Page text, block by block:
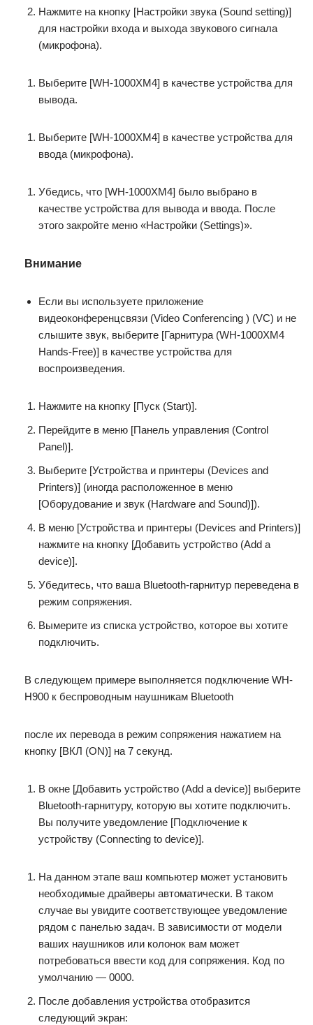
Нажмите на кнопку [Настройки звука (Sound setting)]
для настройки входа и выхода звукового сигнала
(микрофона).
Выберите [WH-1000XM4] в качестве устройства для
вывода.
Выберите [WH-1000XM4] в качестве устройства для
ввода (микрофона).
Убедись, что [WH-1000XM4] было выбрано в
качестве устройства для вывода и ввода. После
этого закройте меню «Настройки (Settings)».
Внимание
Если вы используете приложение
видеоконференцсвязи (Video Conferencing ) (VC) и не
слышите звук, выберите [Гарнитура (WH-1000XM4
Hands-Free)] в качестве устройства для
воспроизведения.
Нажмите на кнопку [Пуск (Start)].
Перейдите в меню [Панель управления (Control
Panel)].
Выберите [Устройства и принтеры (Devices and
Printers)] (иногда расположенное в меню
[Оборудование и звук (Hardware and Sound)]).
В меню [Устройства и принтеры (Devices and Printers)]
нажмите на кнопку [Добавить устройство (Add a
device)].
Убедитесь, что ваша Bluetooth-гарнитур переведена в
режим сопряжения.
Вымерите из списка устройство, которое вы хотите
подключить.
В следующем примере выполняется подключение WH-
H900 к беспроводным наушникам Bluetooth
после их перевода в режим сопряжения нажатием на
кнопку [ВКЛ (ON)] на 7 секунд.
В окне [Добавить устройство (Add a device)] выберите
Bluetooth-гарнитуру, которую вы хотите подключить.
Вы получите уведомление [Подключение к
устройству (Connecting to device)].
На данном этапе ваш компьютер может установить
необходимые драйверы автоматически. В таком
случае вы увидите соответствующее уведомление
рядом с панелью задач. В зависимости от модели
ваших наушников или колонок вам может
потребоваться ввести код для сопряжения. Код по
умолчанию — 0000.
После добавления устройства отобразится
следующий экран: